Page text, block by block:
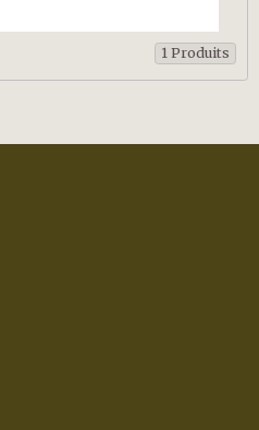
1 Produits